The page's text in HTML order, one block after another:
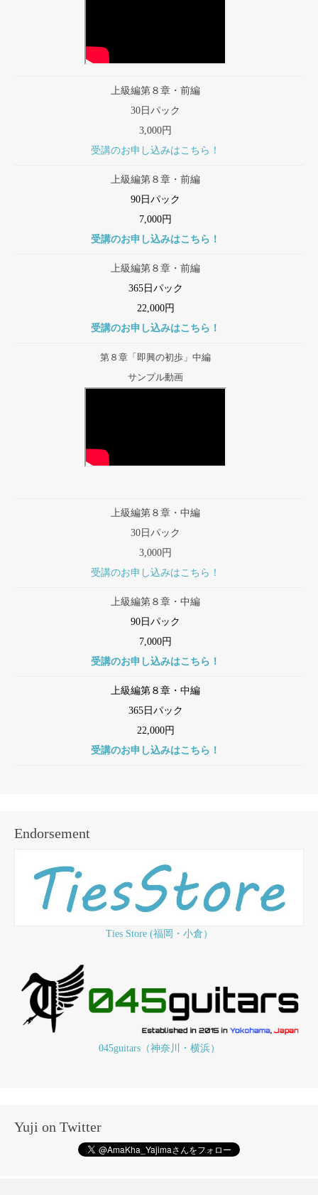
上級編第８章・前編
30日パック
3,000円
受講のお申し込みはこちら！
上級編第８章・前編
90日パック
7,000円
受講のお申し込みはこちら！
上級編第８章・前編
365日パック
22,000円
受講のお申し込みはこちら！
第８章「即興の初歩」中編
サンプル動画
上級編第８章・中編
30日パック
3,000円
受講のお申し込みはこちら！
上級編第８章・中編
90日パック
7,000円
受講のお申し込みはこちら！
上級編第８章・中編
365日パック
22,000円
受講のお申し込みはこちら！
Endorsement
Ties Store (福岡・小倉）
045guitars（神奈川・横浜）
Yuji on Twitter